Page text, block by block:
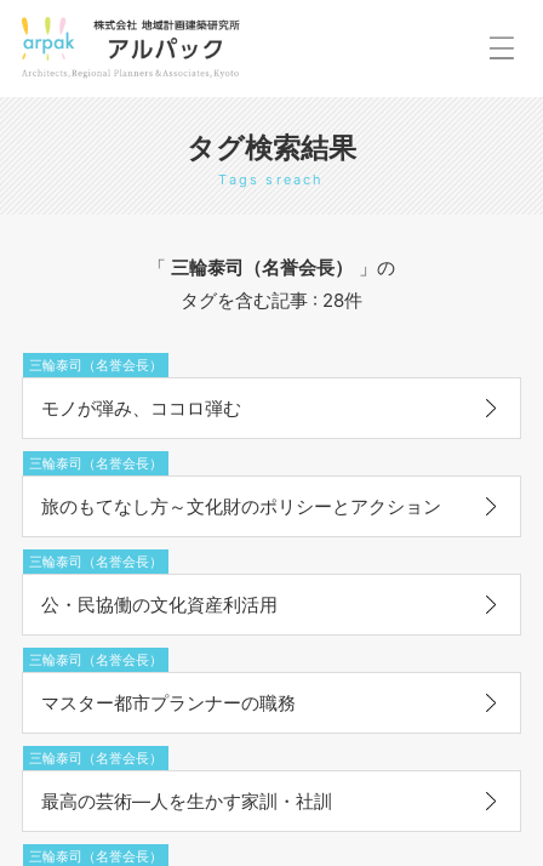
タグ検索結果
Tags sreach
「 三輪泰司（名誉会長）
」の
タグを含む記事 : 28件
三輪泰司（名誉会長）
モノが弾み、ココロ弾む
三輪泰司（名誉会長）
旅のもてなし方～文化財のポリシーとアクション
三輪泰司（名誉会長）
公・民協働の文化資産利活用
三輪泰司（名誉会長）
マスター都市プランナーの職務
三輪泰司（名誉会長）
最高の芸術―人を生かす家訓・社訓
三輪泰司（名誉会長）